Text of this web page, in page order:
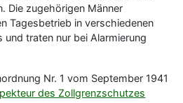
Die zugehörigen Männer
Tagesbetrieb in verschiedenen
und traten nur bei Alarmierung
Nr. 1 vom September 1941
des Zollgrenzschutzes